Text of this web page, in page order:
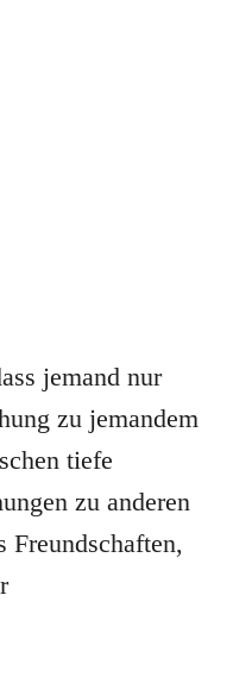
jemand nur
zu jemandem
tiefe
zu anderen
Freundschaften,